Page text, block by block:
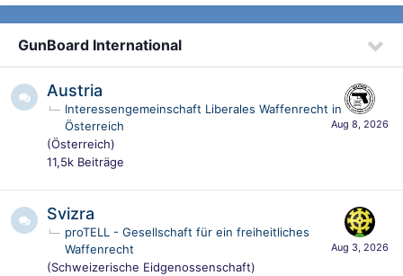
GunBoard International
Austria
Interessengemeinschaft Liberales Waffenrecht in
Österreich
(Österreich)
11,5k Beiträge
Svizra
proTELL - Gesellschaft für ein freiheitliches
Waffenrecht
(Schweizerische Eidgenossenschaft)